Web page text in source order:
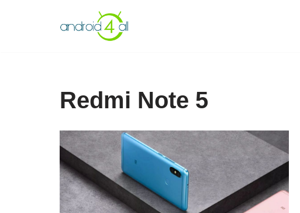
Redmi Note 5